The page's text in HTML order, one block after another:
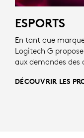
ESPORTS
En tant que
Logitech G
aux demandes des
DÉCOUVRIR LES